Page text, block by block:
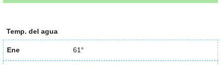
Temp. del agua
Ene 61°